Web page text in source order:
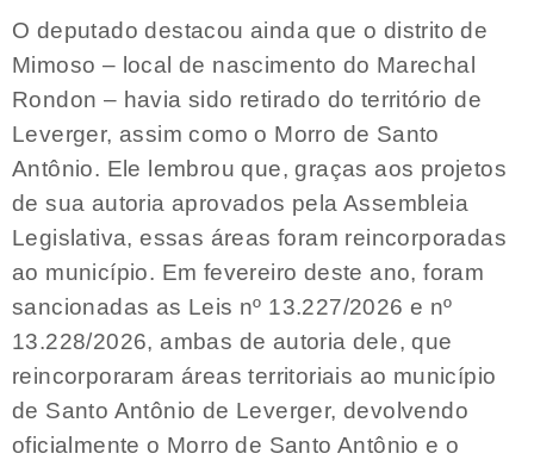
O deputado destacou ainda que o distrito de
Mimoso – local de nascimento do Marechal
Rondon – havia sido retirado do território de
Leverger, assim como o Morro de Santo
Antônio. Ele lembrou que, graças aos projetos
de sua autoria aprovados pela Assembleia
Legislativa, essas áreas foram reincorporadas
ao município. Em fevereiro deste ano, foram
sancionadas as Leis nº 13.227/2026 e nº
13.228/2026, ambas de autoria dele, que
reincorporaram áreas territoriais ao município
de Santo Antônio de Leverger, devolvendo
oficialmente o Morro de Santo Antônio e o